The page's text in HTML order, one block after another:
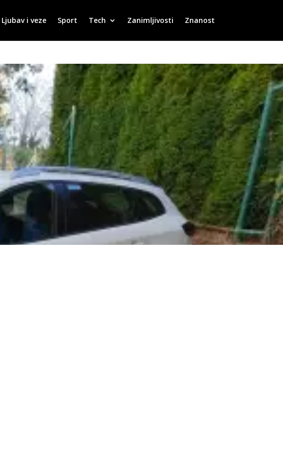
Ljubav i veze Sport Tech Zanimljivosti Znanost